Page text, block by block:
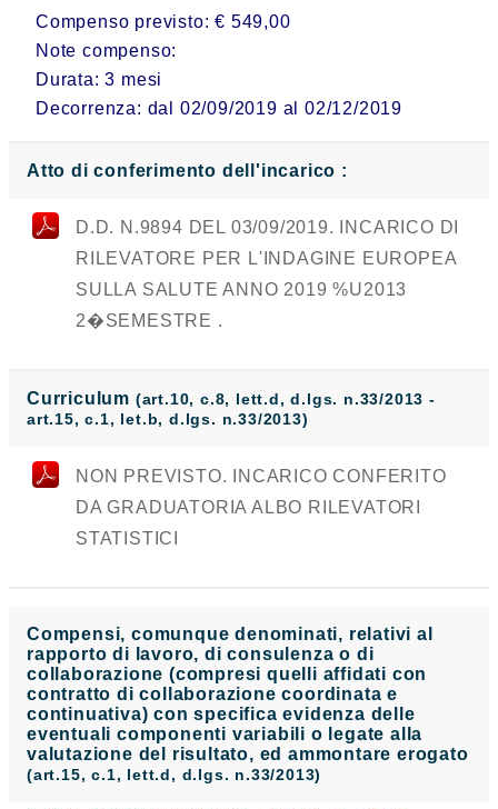
Compenso previsto: € 549,00
Note compenso:
Durata: 3 mesi
Decorrenza: dal 02/09/2019 al 02/12/2019
Atto di conferimento dell'incarico :
D.D. N.9894 DEL 03/09/2019. INCARICO DI
RILEVATORE PER L'INDAGINE EUROPEA
SULLA SALUTE ANNO 2019 %U2013
2�SEMESTRE .
Curriculum (art.10, c.8, lett.d, d.lgs. n.33/2013 -
art.15, c.1, let.b, d.lgs. n.33/2013)
NON PREVISTO. INCARICO CONFERITO
DA GRADUATORIA ALBO RILEVATORI
STATISTICI
Compensi, comunque denominati, relativi al
rapporto di lavoro, di consulenza o di
collaborazione (compresi quelli affidati con
contratto di collaborazione coordinata e
continuativa) con specifica evidenza delle
eventuali componenti variabili o legate alla
valutazione del risultato, ed ammontare erogato
(art.15, c.1, lett.d, d.lgs. n.33/2013)